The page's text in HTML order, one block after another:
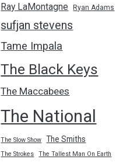
Ray LaMontagne Ryan Adams
sufjan stevens
Tame Impala
The Black Keys
The Maccabees
The National
The Slow Show The Smiths
The Strokes The Tallest Man On Earth